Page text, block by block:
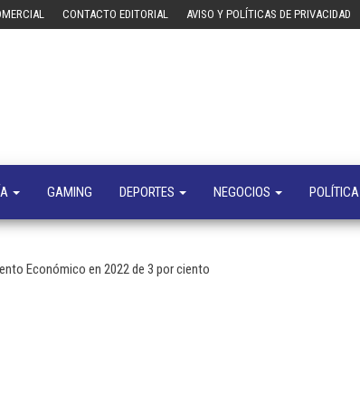
CONTACTO EDITORIAL AVISO Y POLÍTICAS DE PRIVACIDAD
GAMING DEPORTES NEGOCIOS POLÍTICA
Económico en 2022 de 3 por ciento